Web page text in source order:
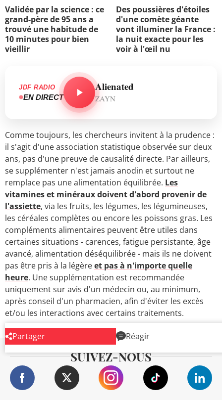
Validée par la science : ce
grand-père de 95 ans a
trouvé une habitude de
10 minutes pour bien
vieillir
Des poussières d'étoiles
d'une comète géante
vont illuminer la France :
la nuit exacte pour les
voir à l'œil nu
JDF RADIO
EN DIRECT
Alienated
ZAYN
Comme toujours, les chercheurs invitent à la prudence :
il s'agit d'une association statistique observée sur deux
ans, pas d'une preuve de causalité directe. Par ailleurs,
se supplémenter n'est jamais anodin et surtout ne
remplace pas une alimentation équilibrée. Les
vitamines et minéraux doivent d'abord provenir de
l'assiette, via les fruits, les légumes, les légumineuses,
les céréales complètes ou encore les poissons gras. Les
compléments alimentaires peuvent être utiles dans
certaines situations - carences, fatigue persistante, âge
avancé, alimentation déséquilibrée - mais ils ne doivent
pas être pris à la légèreet pas à n'importe quelle
heure. Une supplémentation est recommandée
uniquement sur avis d'un médecin ou, au minimum,
après conseil d'un pharmacien, afin d'éviter les excès
et/ou les interactions avec certains traitements.
Partager Réagir
SUIVEZ-NOUS